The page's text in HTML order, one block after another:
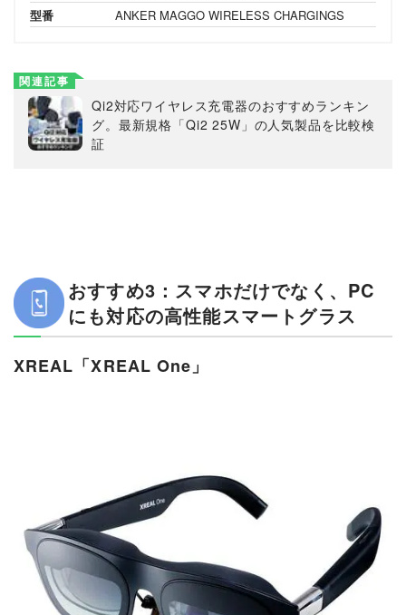
型番
ANKER MAGGO WIRELESS CHARGINGS
関連記事
Qi2対応ワイヤレス充電器のおすすめランキン
グ。最新規格「Qi2 25W」の人気製品を比較検
証
おすすめ3：スマホだけでなく、PC
にも対応の高性能スマートグラス
XREAL「XREAL One」